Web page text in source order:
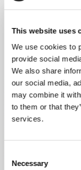
This website uses
We use cookies to
provide social
We also share
our social media,
may combine it
to them or that
services.
Selection
Necessary